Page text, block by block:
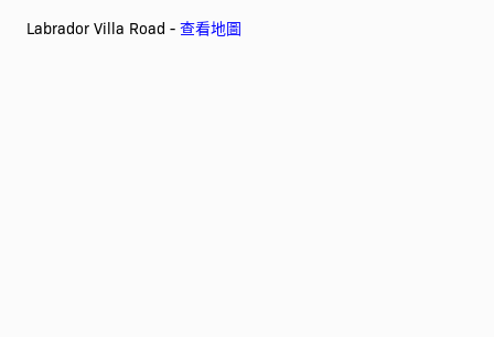
Labrador Villa Road - 查看地圖